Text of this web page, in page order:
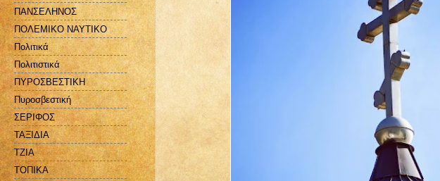
ΠΑΝΣΕΛΗΝΟΣ
ΠΟΛΕΜΙΚΟ ΝΑΥΤΙΚΟ
Πολιτικά
Πολιτιστικά
ΠΥΡΟΣΒΕΣΤΙΚΗ
Πυροσβεστική
ΣΕΡΙΦΟΣ
ΤΑΞΙΔΙΑ
ΤΖΙΑ
ΤΟΠΙΚΑ